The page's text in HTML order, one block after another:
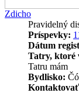
Zdicho
Pravidelný
Príspevky:
Dátum
Tatry, ktoré
Tatru mám
Bydlisko: